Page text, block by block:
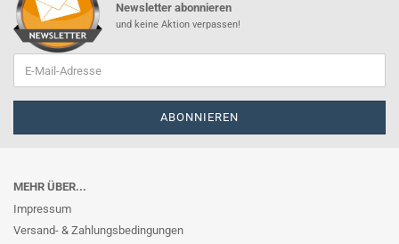
Newsletter abonnieren
und keine Aktion verpassen!
MEHR ÜBER...
Impressum
Versand- & Zahlungsbedingungen